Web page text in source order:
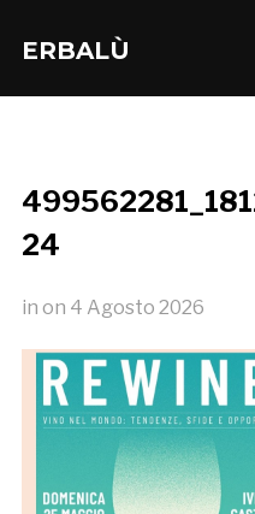
ERBALÙ
24
in on 4 Agosto 2026